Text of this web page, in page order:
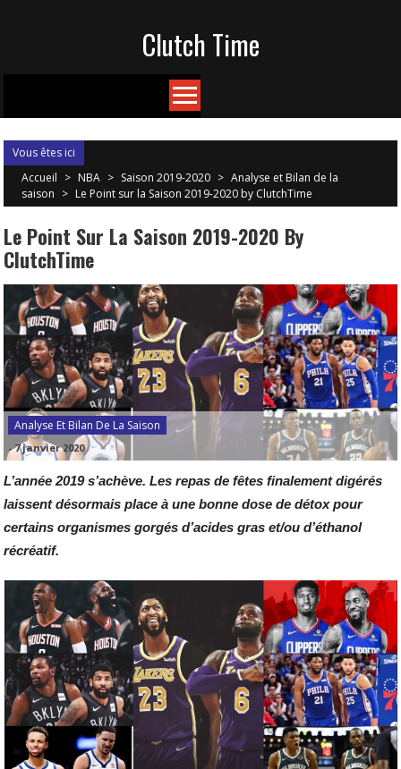
Clutch Time
Vous êtes ici
Accueil > NBA > Saison 2019-2020 > Analyse et Bilan de la
saison > Le Point sur la Saison 2019-2020 by ClutchTime
Le Point Sur La Saison 2019-2020 By
ClutchTime
Analyse Et Bilan De La Saison
-7 janvier 2020
L’année 2019 s’achève. Les repas de fêtes finalement digérés
laissent désormais place à une bonne dose de détox pour
certains organismes gorgés d’acides gras et/ou d’éthanol
récréatif.